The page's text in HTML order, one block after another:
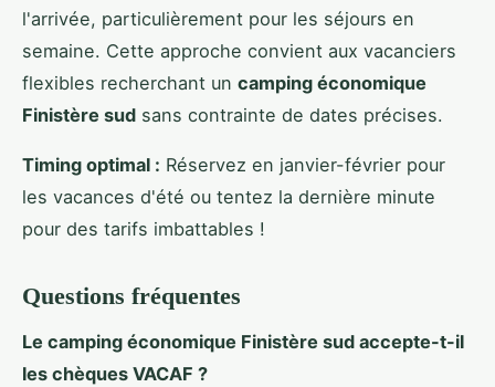
l'arrivée, particulièrement pour les séjours en
semaine. Cette approche convient aux vacanciers
flexibles recherchant un camping économique
Finistère sud sans contrainte de dates précises.
Timing optimal : Réservez en janvier-février pour
les vacances d'été ou tentez la dernière minute
pour des tarifs imbattables !
Questions fréquentes
Le camping économique Finistère sud accepte-t-il
les chèques VACAF ?